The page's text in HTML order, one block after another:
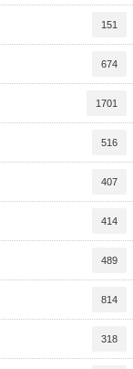
151
674
1701
516
407
414
489
814
318